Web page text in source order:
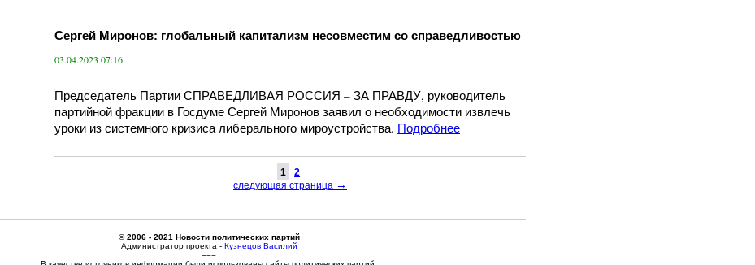
Сергей Миронов: глобальный капитализм несовместим со справедливостью
03.04.2023 07:16
Председатель Партии СПРАВЕДЛИВАЯ РОССИЯ – ЗА ПРАВДУ, руководитель
партийной фракции в Госдуме Сергей Миронов заявил о необходимости извлечь
уроки из системного кризиса либерального мироустройства. Подробнее
1
2
следующая страница →
© 2006 - 2021 Новости политических партий
Администратор проекта - Кузнецов Василий
===